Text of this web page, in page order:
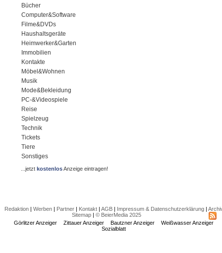
Bücher
Computer&Software
Filme&DVDs
Haushaltsgeräte
Heimwerker&Garten
Immobilien
Kontakte
Möbel&Wohnen
Musik
Mode&Bekleidung
PC-&Videospiele
Reise
Spielzeug
Technik
Tickets
Tiere
Sonstiges
...jetztkostenlosAnzeige eintragen!
Redaktion| Werben| Partner| Kontakt| AGB| Impressum & Datenschutzerklärung|
Sitemap| © BeierMedia 2025
Görlitzer Anzeiger
Zittauer Anzeiger Bautzner Anzeiger
Weißwasser Anzeiger
Sozialblatt